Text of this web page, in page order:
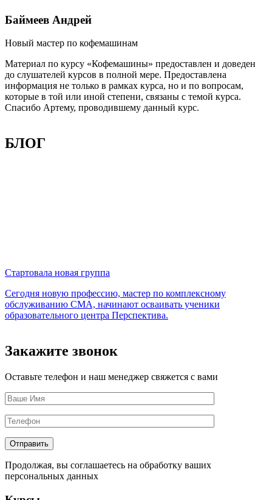
Баймеев Андрей
Новый мастер по кофемашинам
Материал по курсу «Кофемашины» предоставлен и доведен
до слушателей курсов в полной мере. Предоставлена
информация не только в рамках курса, но и по вопросам,
которые в той или иной степени, связаны с темой курса.
Спасибо Артему, проводившему данный курс.
БЛОГ
Стартовала новая группа
Сегодня новую профессию, мастер по комплексному
обслуживанию СМА, начинают осваивать ученики
образовательного центра Перспектива.
Закажите звонок
Оставьте телефон и наш менеджер свяжется с вами
Продолжая, вы соглашаетесь на обработку ваших
персональных данных